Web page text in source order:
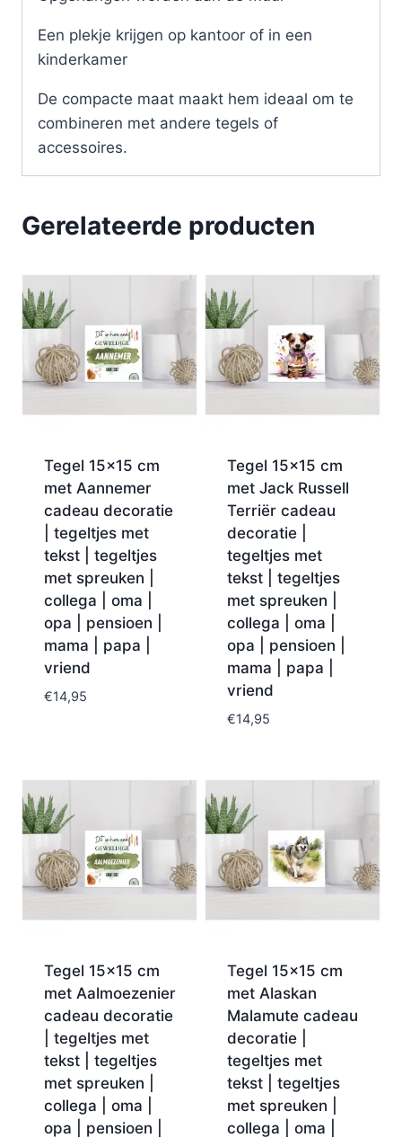
Een plekje krijgen op kantoor of in een
kinderkamer
De compacte maat maakt hem ideaal om te
combineren met andere tegels of
accessoires.
Gerelateerde producten
Tegel 15×15 cm
met Aannemer
cadeau decoratie
| tegeltjes met
tekst | tegeltjes
met spreuken |
collega | oma |
opa | pensioen |
mama | papa |
vriend
€14,95
Tegel 15×15 cm
met Jack Russell
Terriër cadeau
decoratie |
tegeltjes met
tekst | tegeltjes
met spreuken |
collega | oma |
opa | pensioen |
mama | papa |
vriend
€14,95
Tegel 15×15 cm
met Aalmoezenier
cadeau decoratie
| tegeltjes met
tekst | tegeltjes
met spreuken |
collega | oma |
opa | pensioen |
Tegel 15×15 cm
met Alaskan
Malamute cadeau
decoratie |
tegeltjes met
tekst | tegeltjes
met spreuken |
collega | oma |